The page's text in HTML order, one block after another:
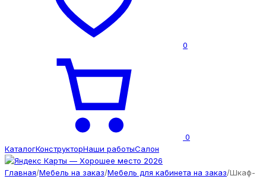
0
0
КаталогКонструкторНаши работыСалон
Главная/Мебель на заказ/Мебель для кабинета на заказ/Шкаф-